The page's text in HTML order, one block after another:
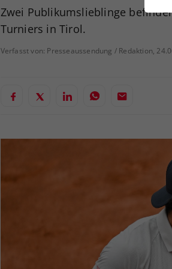
Zwei Publikumslieblinge
Turniers in Tirol.
Verfasst von: Presseaussendung / Redaktion,